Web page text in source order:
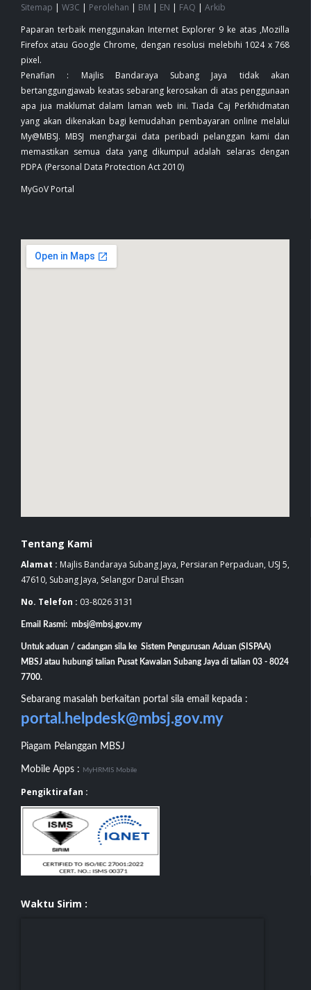
Sitemap | W3C | Perolehan | BM | EN | FAQ | Arkib
Paparan terbaik menggunakan Internet Explorer 9 ke atas ,Mozilla
Firefox atau Google Chrome, dengan resolusi melebihi 1024 x 768
pixel.
Penafian : Majlis Bandaraya Subang Jaya tidak akan
bertanggungjawab keatas sebarang kerosakan di atas penggunaan
apa jua maklumat dalam laman web ini. Tiada Caj Perkhidmatan
yang akan dikenakan bagi kemudahan pembayaran online melalui
My@MBSJ. MBSJ menghargai data peribadi pelanggan kami dan
memastikan semua data yang dikumpul adalah selaras dengan
PDPA (Personal Data Protection Act 2010)
MyGoV Portal
Tentang Kami
Alamat : Majlis Bandaraya Subang Jaya, Persiaran Perpaduan, USJ 5,
47610, Subang Jaya, Selangor Darul Ehsan
No. Telefon : 03-8026 3131
Email Rasmi: mbsj@mbsj.gov.my
Untuk aduan / cadangan sila ke Sistem Pengurusan Aduan (SISPAA)
MBSJ atau hubungi talian Pusat Kawalan Subang Jaya di talian 03 - 8024
7700.
Sebarang masalah berkaitan portal sila email kepada :
portal.helpdesk@mbsj.gov.my
Piagam Pelanggan MBSJ
Mobile Apps : MyHRMIS Mobile
Pengiktirafan :
Waktu Sirim :